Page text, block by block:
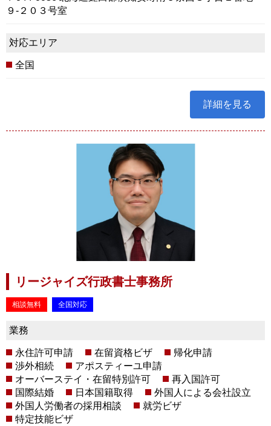
９-２０３号室
対応エリア
全国
詳細を見る
リージャイズ行政書士事務所
相談無料 全国対応
業務
永住許可申請 在留資格ビザ
帰化申請
渉外相続
アポスティーユ申請
オーバーステイ・在留特別許可
再入国許可
国際結婚
日本国籍取得
外国人による会社設立
外国人労働者の採用相談
就労ビザ
特定技能ビザ